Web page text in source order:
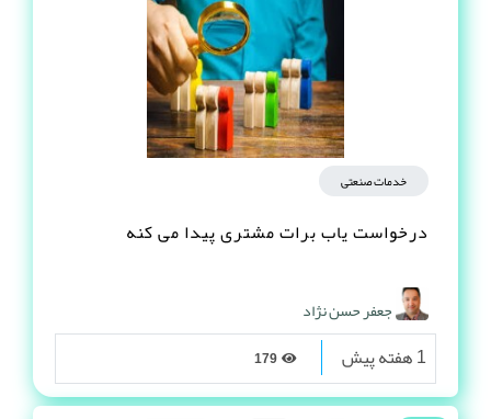
خدمات صنعتی
درخواست یاب برات مشتری پیدا می کنه
جعفر حسن نژاد
1 هفته پیش